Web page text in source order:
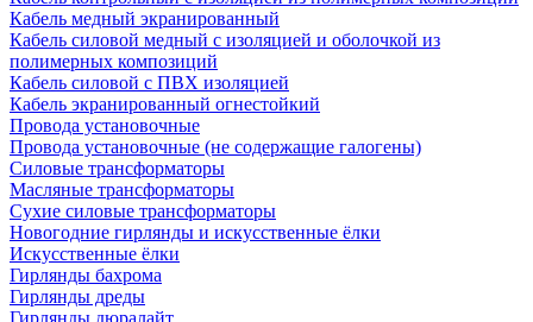
Кабель медный экранированный
Кабель силовой медный с изоляцией и оболочкой из
полимерных композиций
Кабель силовой с ПВХ изоляцией
Кабель экранированный огнестойкий
Провода установочные
Провода установочные (не содержащие галогены)
Силовые трансформаторы
Масляные трансформаторы
Сухие силовые трансформаторы
Новогодние гирлянды и искусственные ёлки
Искусственные ёлки
Гирлянды бахрома
Гирлянды дреды
Гирлянды дюралайт